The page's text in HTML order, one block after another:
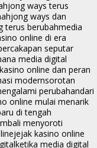
ways terus
ways dan
terus berubahmedia
online di era
seputar
media digital
kasino online dan peran
modernsorotan
perubahandari
online mulai menarik
di tengah
menyoroti
jejak kasino online
ketika media digital